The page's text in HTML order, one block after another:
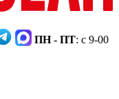
ПН - ПТ: с 9-00